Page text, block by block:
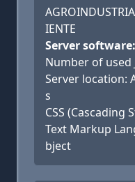
IENTE
Server
Number of used
Server location:
s
CSS (Cascading
Text Markup
bject